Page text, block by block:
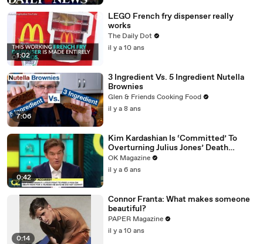
1:02
LEGO French fry dispenser really
works
The Daily Dot
il y a 10 ans
7:06
3 Ingredient Vs. 5 Ingredient Nutella
Brownies
Glen & Friends Cooking Food
il y a 8 ans
0:42
Kim Kardashian Is ‘Committed’ To
Overturning Julius Jones’ Death
Sentence: Watch
OK Magazine
il y a 6 ans
0:14
Connor Franta: What makes someone
beautiful?
PAPER Magazine
il y a 10 ans